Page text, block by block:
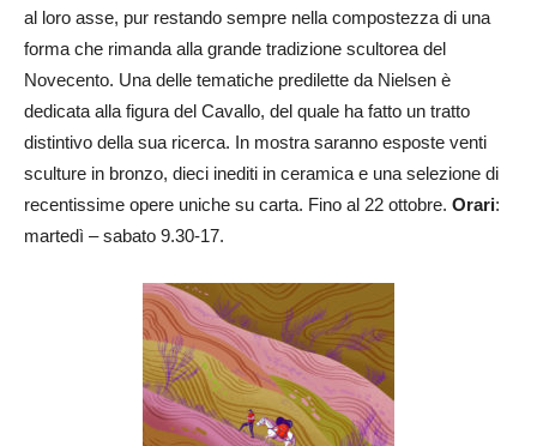
al loro asse, pur restando sempre nella compostezza di una
forma che rimanda alla grande tradizione scultorea del
Novecento. Una delle tematiche predilette da Nielsen è
dedicata alla figura del Cavallo, del quale ha fatto un tratto
distintivo della sua ricerca. In mostra saranno esposte venti
sculture in bronzo, dieci inediti in ceramica e una selezione di
recentissime opere uniche su carta. Fino al 22 ottobre. Orari:
martedì – sabato 9.30-17.